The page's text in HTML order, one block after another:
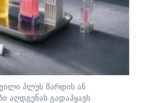
პლუს შარდის ან
აღდგენას გადაჰყავს